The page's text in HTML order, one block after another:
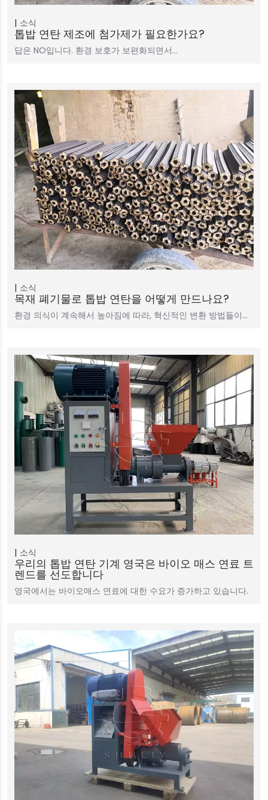
소식
톱밥 연탄 제조에 첨가제가 필요한가요?
답은 NO입니다. 환경 보호가 보편화되면서…
소식
목재 폐기물로 톱밥 연탄을 어떻게 만드나요?
환경 의식이 계속해서 높아짐에 따라, 혁신적인 변환 방법들이…
소식
우리의 톱밥 연탄 기계 영국은 바이오 매스 연료 트
렌드를 선도합니다
영국에서는 바이오매스 연료에 대한 수요가 증가하고 있습니다.